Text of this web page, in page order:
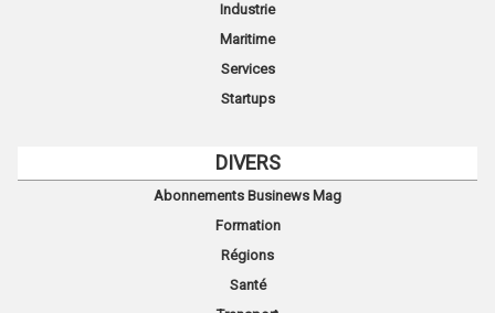
Industrie
Maritime
Services
Startups
DIVERS
Abonnements Businews Mag
Formation
Régions
Santé